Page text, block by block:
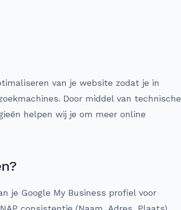
van je website zodat je in
Door middel van technische
helpen wij je om meer online
je Google My Business profiel voor